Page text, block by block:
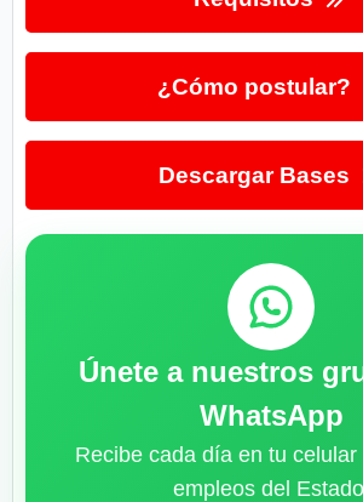
¿Cómo postular?
Descargar Bases
Únete a nuestros
WhatsApp
Recibe cada día en tu
empleos del